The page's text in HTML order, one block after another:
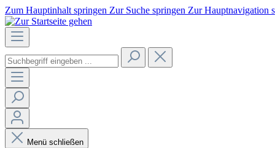
Zum Hauptinhalt springen Zur Suche springen Zur Hauptnavigation
Menü schließen